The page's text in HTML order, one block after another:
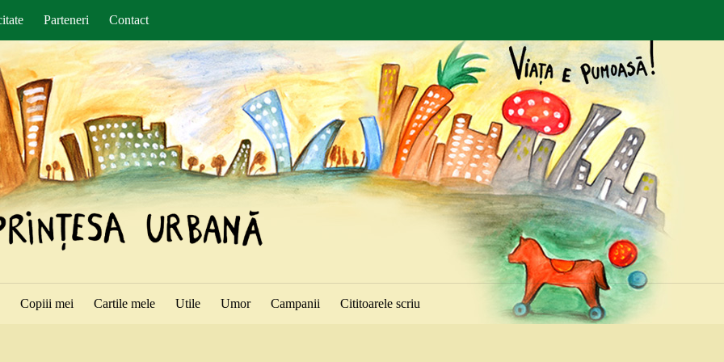
Parteneri Contact
Copiii mei Cartile mele Utile Umor Campanii Cititoarele scriu